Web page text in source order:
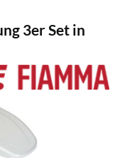
3er Set in